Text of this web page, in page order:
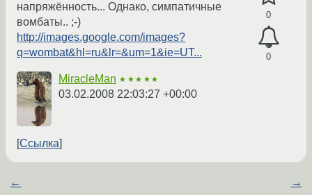
0
0
напряжённость... Однако, симпатичные
вомбаты.. ;-)
http://images.google.com/images?
q=wombat&hl=ru&lr=&um=1&ie=UT...
MiracleMan ★★★★★
03.02.2008 22:03:27 +00:00
Ссылка
← →